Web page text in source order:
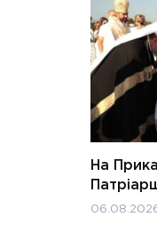
На